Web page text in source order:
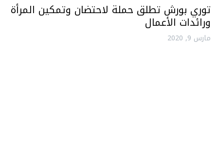
توري بورش تطلق حملة لاحتضان وتمكين المرأة
ورائدات الأعمال
مارس 9, 2020